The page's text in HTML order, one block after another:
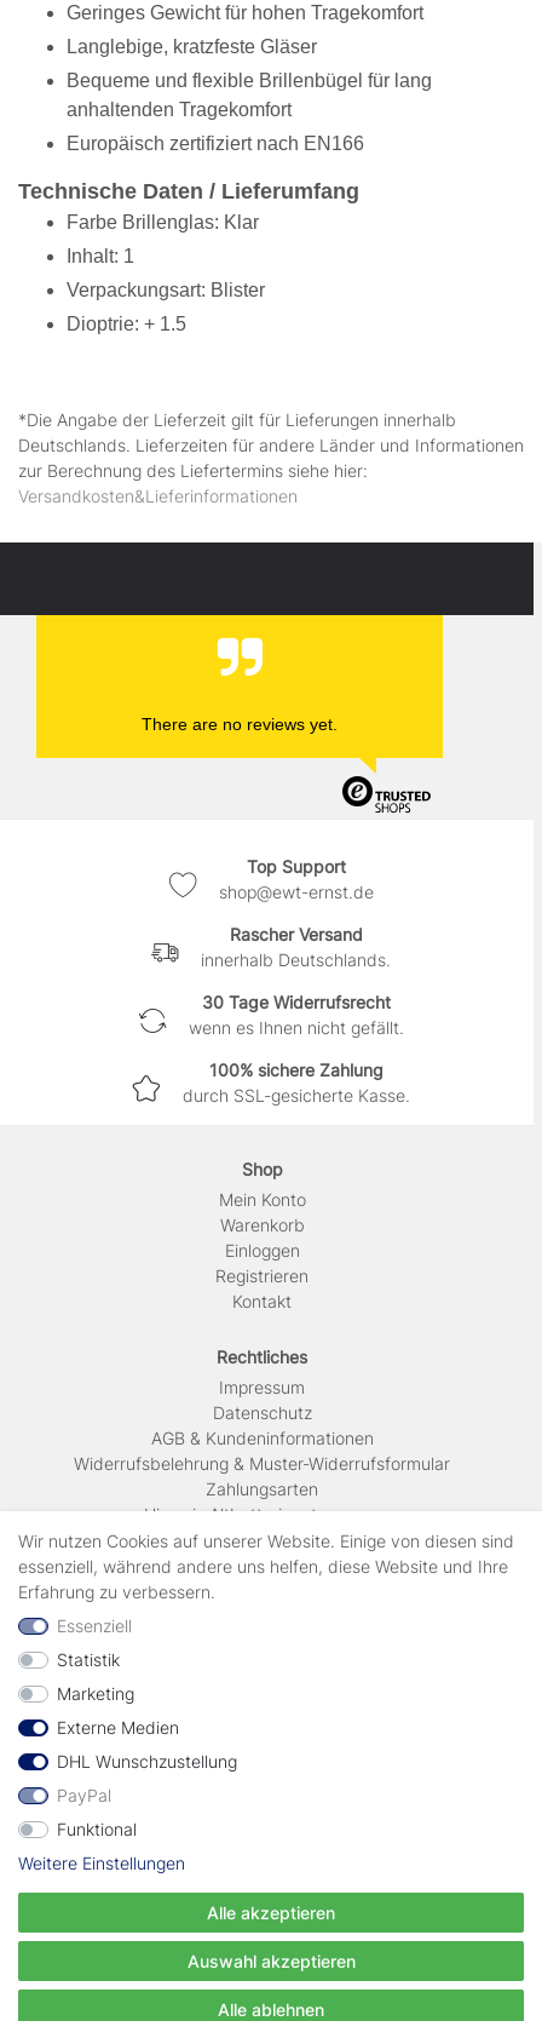
Geringes Gewicht für hohen Tragekomfort
Langlebige, kratzfeste Gläser
Bequeme und flexible Brillenbügel für lang
anhaltenden Tragekomfort
Europäisch zertifiziert nach EN166
Technische Daten / Lieferumfang
Farbe Brillenglas: Klar
Inhalt: 1
Verpackungsart: Blister
Dioptrie: + 1.5
*Die Angabe der Lieferzeit gilt für Lieferungen innerhalb
Deutschlands. Lieferzeiten für andere Länder und Informationen
zur Berechnung des Liefertermins siehe hier:
Versandkosten&Lieferinformationen
There are no reviews yet.
Top Support
shop@ewt-ernst.de
Rascher Versand
innerhalb Deutschlands.
30 Tage Widerrufsrecht
wenn es Ihnen nicht gefällt.
100% sichere Zahlung
durch SSL-gesicherte Kasse.
Shop
Mein Konto
Warenkorb
Einloggen
Registrieren
Kontakt
Rechtliches
Impressum
Daten­schutz
AGB & Kundeninformationen
Widerrufsbelehrung & Muster-Widerrufsformular
Zahlungsarten
Hinweis Altbatterieentsorgung
Versandkosten & Lieferinformationen
Zahlungsarten
geprüft durch
Vertrag widerrufen
© Copyright EWT 2024 | Alle Rechte vorbehalten.
Wir nutzen Cookies auf unserer Website. Einige von diesen sind
essenziell, während andere uns helfen, diese Website und Ihre
Erfahrung zu verbessern.
Essenziell
Statistik
Marketing
Externe Medien
DHL Wunschzustellung
PayPal
Funktional
Weitere Einstellungen
Alle akzeptieren
Auswahl akzeptieren
Alle ablehnen